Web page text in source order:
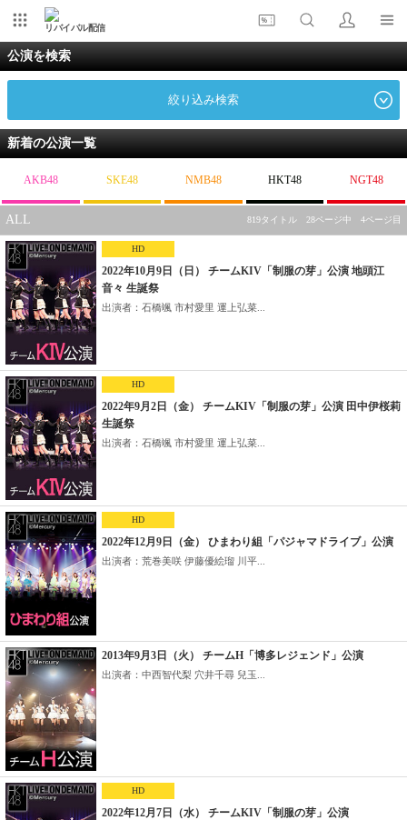
リバイバル配信
公演を検索
絞り込み検索
新着の公演一覧
AKB48 SKE48 NMB48 HKT48 NGT48
ALL 819タイトル 28ページ中 4ページ目
HD
2022年10月9日（日） チームKIV「制服の芽」公演 地頭江
音々 生誕祭
出演者：石橋颯 市村愛里 運上弘菜...
HD
2022年9月2日（金） チームKIV「制服の芽」公演 田中伊桜莉
生誕祭
出演者：石橋颯 市村愛里 運上弘菜...
HD
2022年12月9日（金） ひまわり組「パジャマドライブ」公演
出演者：荒巻美咲 伊藤優絵瑠 川平...
2013年9月3日（火） チームH「博多レジェンド」公演
出演者：中西智代梨 穴井千尋 兒玉...
HD
2022年12月7日（水） チームKIV「制服の芽」公演